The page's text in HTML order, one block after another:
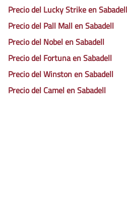
Precio del Lucky Strike en Sabadell
Precio del Pall Mall en Sabadell
Precio del Nobel en Sabadell
Precio del Fortuna en Sabadell
Precio del Winston en Sabadell
Precio del Camel en Sabadell